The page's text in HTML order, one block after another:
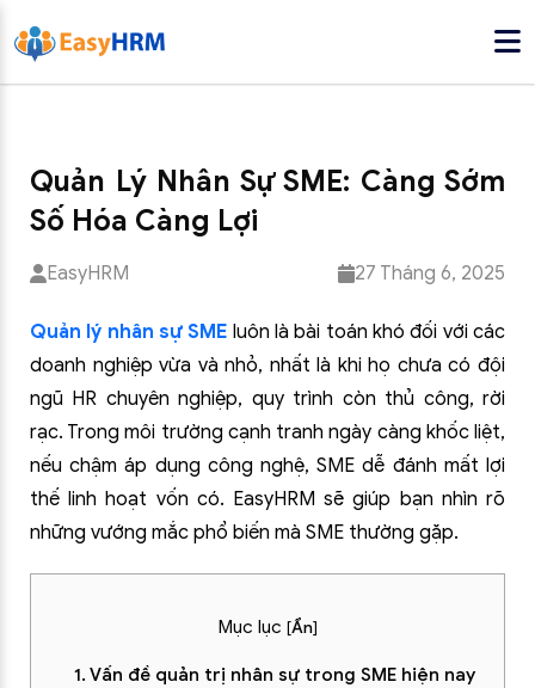
Quản Lý Nhân Sự SME: Càng Sớm
Số Hóa Càng Lợi
EasyHRM 27 Tháng 6, 2025
Quản lý nhân sự SME luôn là bài toán khó đối với các
doanh nghiệp vừa và nhỏ, nhất là khi họ chưa có đội
ngũ HR chuyên nghiệp, quy trình còn thủ công, rời
rạc. Trong môi trường cạnh tranh ngày càng khốc liệt,
nếu chậm áp dụng công nghệ, SME dễ đánh mất lợi
thế linh hoạt vốn có. EasyHRM sẽ giúp bạn nhìn rõ
những vướng mắc phổ biến mà SME thường gặp.
Mục lục [Ẩn]
1. Vấn đề quản trị nhân sự trong SME hiện nay